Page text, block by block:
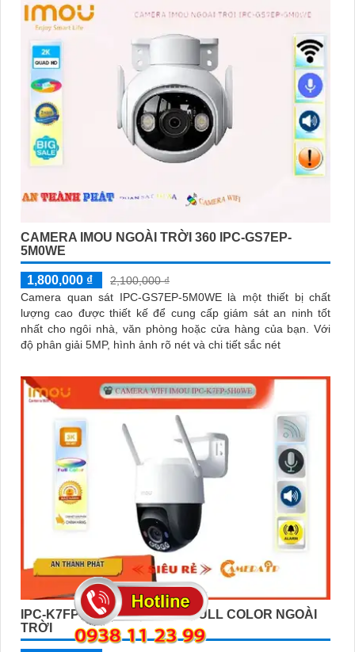
CAMERA IMOU NGOÀI TRỜI 360 IPC-GS7EP-
5M0WE
1,800,000 ₫
2,100,000 ₫
Camera quan sát IPC-GS7EP-5M0WE là một thiết bị chất
lượng cao được thiết kế để cung cấp giám sát an ninh tốt
nhất cho ngôi nhà, văn phòng hoặc cửa hàng của bạn. Với
độ phân giải 5MP, hình ảnh rõ nét và chi tiết sắc nét
IPC-K7FP-5H0WE CAMERA FULL COLOR NGOÀI
TRỜI